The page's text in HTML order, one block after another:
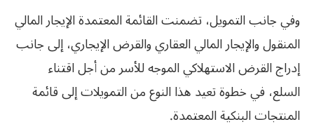
وفي جانب التمويل، تضمنت القائمة المعتمدة الإيجار المالي
المنقول والإيجار المالي العقاري والقرض الإيجاري، إلى جانب
إدراج القرض الاستهلاكي الموجه للأسر من أجل اقتناء
السلع، في خطوة تعيد هذا النوع من التمويلات إلى قائمة
المنتجات البنكية المعتمدة.